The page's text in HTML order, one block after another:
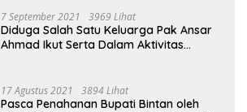
7 September 2021 3969 Lihat
Diduga Salah Satu Keluarga Pak Ansar
Ahmad Ikut Serta Dalam Aktivitas
17 Agustus 2021 3894 Lihat
Pasca Penahanan Bupati Bintan oleh